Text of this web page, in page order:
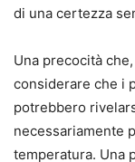
di una certezza
Una precocità
considerare che i
potrebbero
necessariamente
temperatura. Una